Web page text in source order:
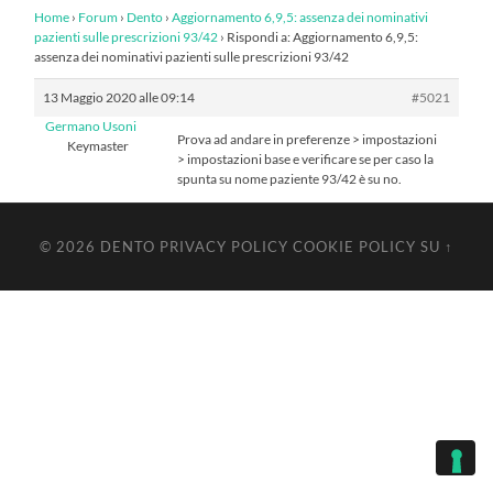
Home › Forum › Dento › Aggiornamento 6,9,5: assenza dei nominativi
pazienti sulle prescrizioni 93/42 › Rispondi a: Aggiornamento 6,9,5:
assenza dei nominativi pazienti sulle prescrizioni 93/42
13 Maggio 2020 alle 09:14
#5021
Germano Usoni
Keymaster
Prova ad andare in preferenze > impostazioni
> impostazioni base e verificare se per caso la
spunta su nome paziente 93/42 è su no.
© 2026 DENTO PRIVACY POLICY COOKIE POLICY SU ↑